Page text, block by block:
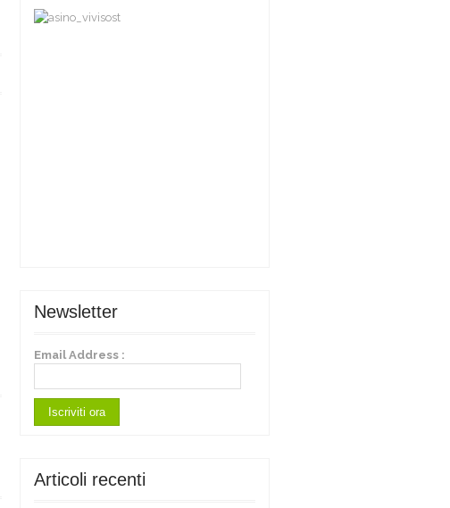
Newsletter
Email Address :
Articoli recenti